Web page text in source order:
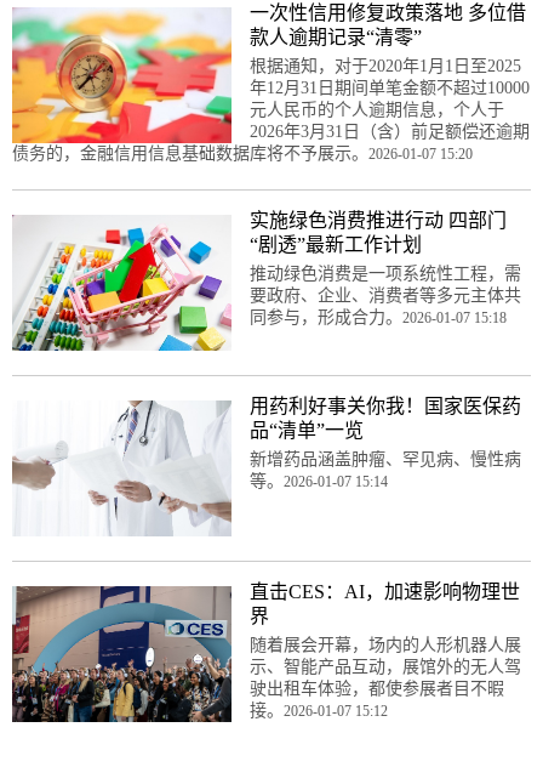
一次性信用修复政策落地 多位借
款人逾期记录“清零”
根据通知，对于2020年1月1日至2025
年12月31日期间单笔金额不超过10000
元人民币的个人逾期信息，个人于
2026年3月31日（含）前足额偿还逾期
债务的，金融信用信息基础数据库将不予展示。 2026-01-07 15:20
实施绿色消费推进行动 四部门
“剧透”最新工作计划
推动绿色消费是一项系统性工程，需
要政府、企业、消费者等多元主体共
同参与，形成合力。 2026-01-07 15:18
用药利好事关你我！国家医保药
品“清单”一览
新增药品涵盖肿瘤、罕见病、慢性病
等。 2026-01-07 15:14
直击CES：AI，加速影响物理世
界
随着展会开幕，场内的人形机器人展
示、智能产品互动，展馆外的无人驾
驶出租车体验，都使参展者目不暇
接。 2026-01-07 15:12